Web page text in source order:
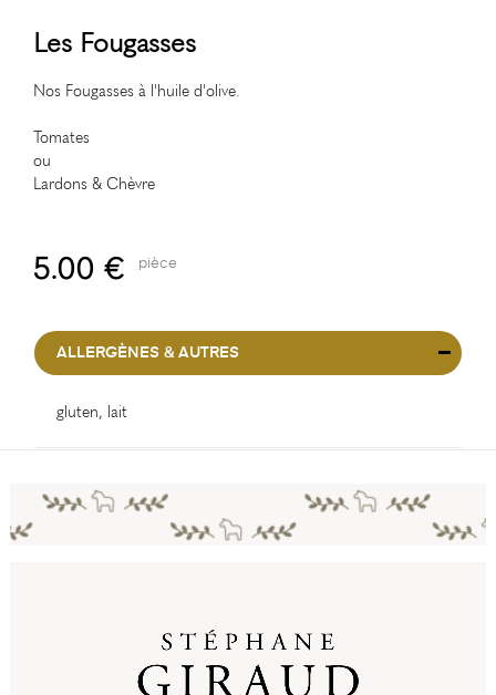
Les Fougasses
Nos Fougasses à l'huile d'olive.
Tomates
ou
Lardons & Chèvre
5.00 € pièce
ALLERGÈNES & AUTRES
gluten, lait